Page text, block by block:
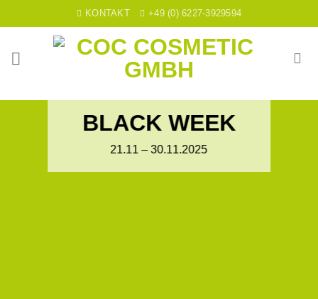
to
KONTAKT +49 (0) 6227-3929594
BLACK WEEK
21.11 – 30.11.2025